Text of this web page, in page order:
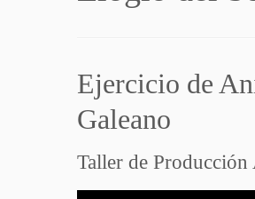
Ejercicio de
Galeano
Taller de